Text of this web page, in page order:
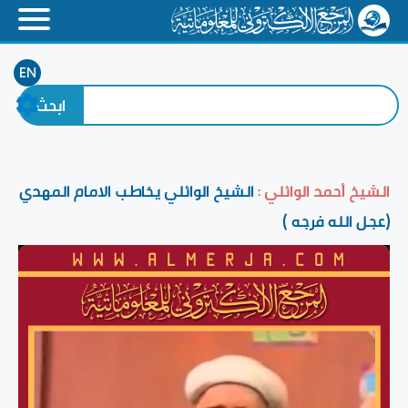
EN
الشيخ أحمد الوائلي :الشيخ الوائلي يخاطب الامام المهدي
(عجل الله فرجه )